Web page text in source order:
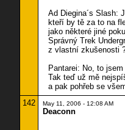
Ad Diegina´s Slash:
kteří by tě za to na
jako některé jiné
Správný Trek
z vlastní zkušenosti
Pantarei: No, to
Tak teď už mě
a pak pohřeb se
142
May 11, 2006 - 12:08 AM
Deaconn